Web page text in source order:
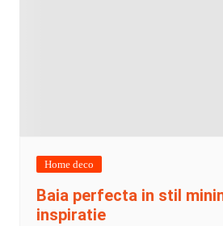
Home deco
Baia perfecta in stil
inspiratie